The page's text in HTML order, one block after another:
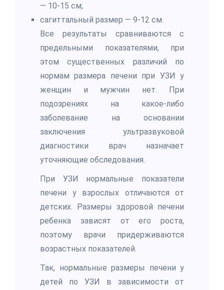
— 10-15 см;
сагиттальный размер — 9-12 см.
Все результаты сравниваются с
предельными показателями, при
этом существенных различий по
нормам размера печени при УЗИ у
женщин и мужчин нет. При
подозрениях на какое-либо
заболевание на основании
заключения ультразвуковой
диагностики врач назначает
уточняющие обследования.
При УЗИ нормальные показатели
печени у взрослых отличаются от
детских. Размеры здоровой печени
ребенка зависят от его роста,
поэтому врачи придерживаются
возрастных показателей.
Так, нормальные размеры печени у
детей по УЗИ в зависимости от